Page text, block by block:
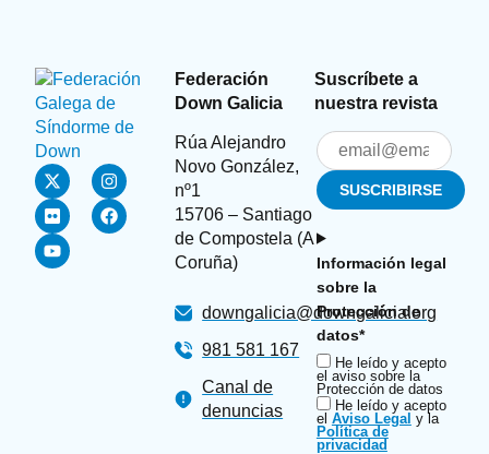
Federación
Down Galicia
Rúa Alejandro
Novo González,
nº1
15706 – Santiago
de Compostela (A
Coruña)
downgalicia@downgalicia.org
981 581 167
Canal de
denuncias
Suscríbete a
nuestra revista
Información legal
sobre la
Protección de
datos*
He leído y acepto
el aviso sobre la
Protección de datos
He leído y acepto
el Aviso Legal y la
Política de
privacidad